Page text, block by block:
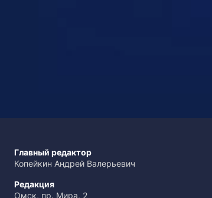
Главный редактор
Копейкин Андрей Валерьевич
Редакция
Омск, пр. Мира, 2